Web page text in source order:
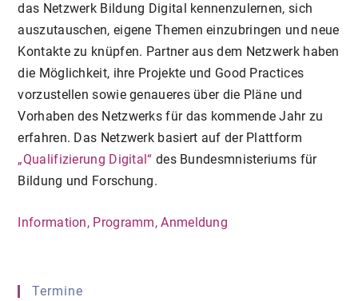
das Netzwerk Bildung Digital kennenzulernen, sich
auszutauschen, eigene Themen einzubringen und neue
Kontakte zu knüpfen. Partner aus dem Netzwerk haben
die Möglichkeit, ihre Projekte und Good Practices
vorzustellen sowie genaueres über die Pläne und
Vorhaben des Netzwerks für das kommende Jahr zu
erfahren. Das Netzwerk basiert auf der Plattform
„Qualifizierung Digital“ des Bundesmnisteriums für
Bildung und Forschung.
Information, Programm, Anmeldung
Termine